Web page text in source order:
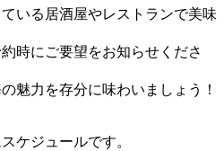
いる居酒屋やレストランで美味
時にご要望をお知らせくださ
魅力を存分に味わいましょう！
ケジュールです。